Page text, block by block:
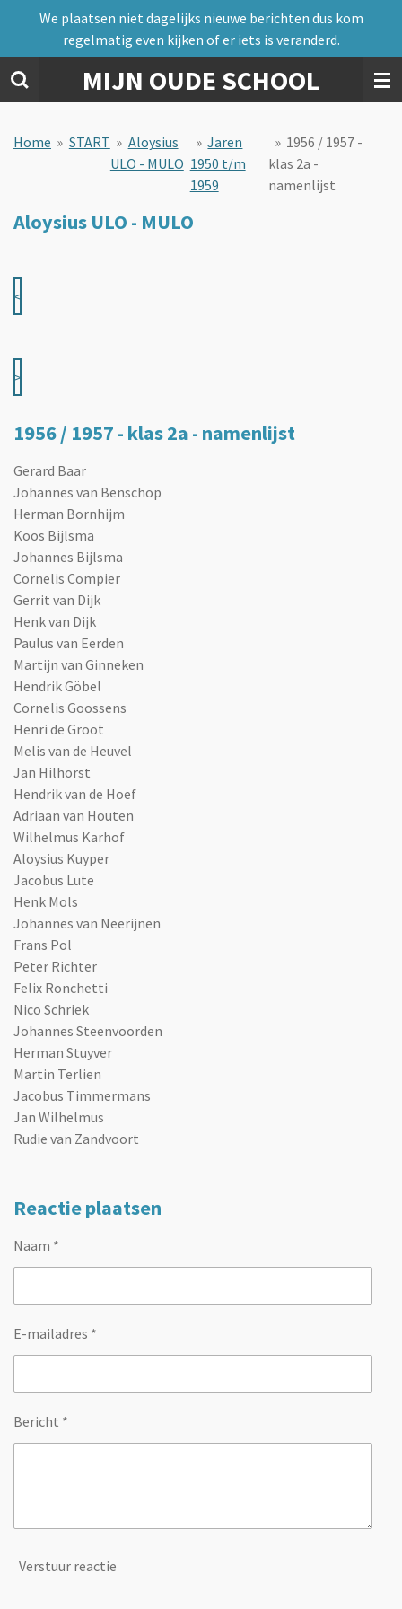
naar
de
hoofdinhoud
MIJN OUDE SCHOOL
We plaatsen niet dagelijks nieuwe berichten dus kom
regelmatig even kijken of er iets is veranderd.
Home » START » Aloysius
ULO - MULO
» Jaren
1950 t/m
1959
» 1956 / 1957 -
klas 2a -
namenlijst
Aloysius ULO - MULO
<
>
1956 / 1957 - klas 2a - namenlijst
Gerard Baar
Johannes van Benschop
Herman Bornhijm
Koos Bijlsma
Johannes Bijlsma
Cornelis Compier
Gerrit van Dijk
Henk van Dijk
Paulus van Eerden
Martijn van Ginneken
Hendrik Göbel
Cornelis Goossens
Henri de Groot
Melis van de Heuvel
Jan Hilhorst
Hendrik van de Hoef
Adriaan van Houten
Wilhelmus Karhof
Aloysius Kuyper
Jacobus Lute
Henk Mols
Johannes van Neerijnen
Frans Pol
Peter Richter
Felix Ronchetti
Nico Schriek
Johannes Steenvoorden
Herman Stuyver
Martin Terlien
Jacobus Timmermans
Jan Wilhelmus
Rudie van Zandvoort
Reactie plaatsen
Naam *
E-mailadres *
Bericht *
Verstuur reactie